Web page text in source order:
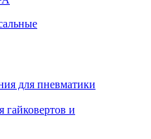
для пневматики
гайковертов и